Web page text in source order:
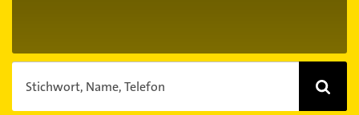
Stichwort, Name, Telefon